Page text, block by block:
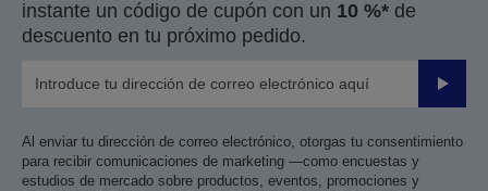
instante un código de cupón con un 10 %* de
descuento en tu próximo pedido.
Enviar
Al enviar tu dirección de correo electrónico, otorgas tu consentimiento
para recibir comunicaciones de marketing —como encuestas y
estudios de mercado sobre productos, eventos, promociones y